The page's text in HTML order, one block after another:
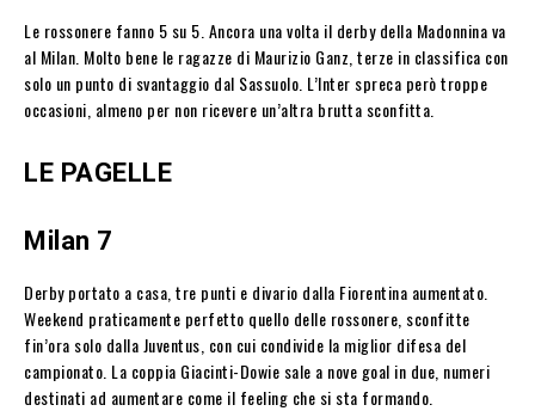
Le rossonere fanno 5 su 5. Ancora una volta il derby della Madonnina va
al Milan. Molto bene le ragazze di Maurizio Ganz, terze in classifica con
solo un punto di svantaggio dal Sassuolo. L’Inter spreca però troppe
occasioni, almeno per non ricevere un’altra brutta sconfitta.
LE PAGELLE
Milan 7
Derby portato a casa, tre punti e divario dalla Fiorentina aumentato.
Weekend praticamente perfetto quello delle rossonere, sconfitte
fin’ora solo dalla Juventus, con cui condivide la miglior difesa del
campionato. La coppia Giacinti-Dowie sale a nove goal in due, numeri
destinati ad aumentare come il feeling che si sta formando.